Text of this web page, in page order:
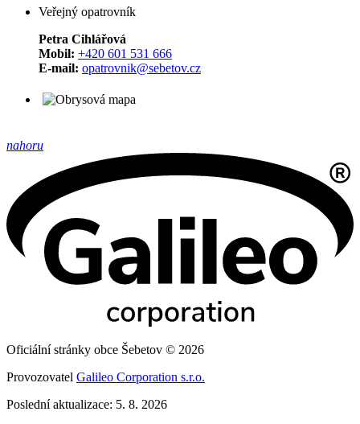
Veřejný opatrovník
Petra Cihlářová
Mobil: +420 601 531 666
E-mail: opatrovnik@sebetov.cz
nahoru
Oficiální stránky obce Šebetov © 2026
Provozovatel Galileo Corporation s.r.o.
Poslední aktualizace: 5. 8. 2026